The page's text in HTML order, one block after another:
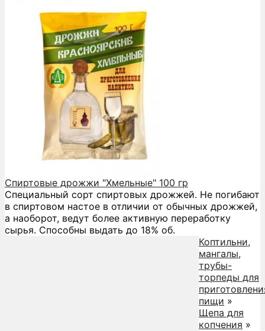
Спиртовые дрожжи "Хмельные" 100 гр
Специальный сорт спиртовых дрожжей. Не погибают
в спиртовом настое в отличии от обычных дрожжей,
а наоборот, ведут более активную переработку
сырья. Способны выдать до 18% об.
Коптильни,
мангалы,
трубы-
торпеды для
пищи »
Щепа для
копчения »